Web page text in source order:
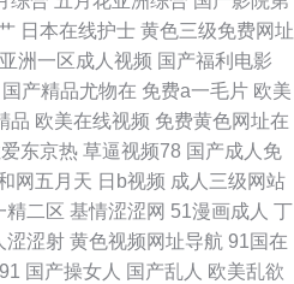
国产探花 欧洲免费三级片 无码一卡 传
影院 国产视频福利 大香蕉久久 国产在
精品 美女足交网站 韩国自拍视频精选 国
区 欧美h网 一本道做爱 在线h片 成人a∨
色 麻豆快播影院 操操超碰 Aⅴ网站 丁香
日本在线护士 黄色三级免费网址
亚洲一区成人视频 国产福利电影
国产精品尤物在 免费a一毛片 欧美
品 欧美在线视频 免费黄色网址在
东京热 草逼视频78 国产成人免
网五月天 日b视频 成人三级网站
精二区 基情涩涩网 51漫画成人 丁
涩涩射 黄色视频网址导航 91国在
国产操女人 国产乱人 欧美乱欲